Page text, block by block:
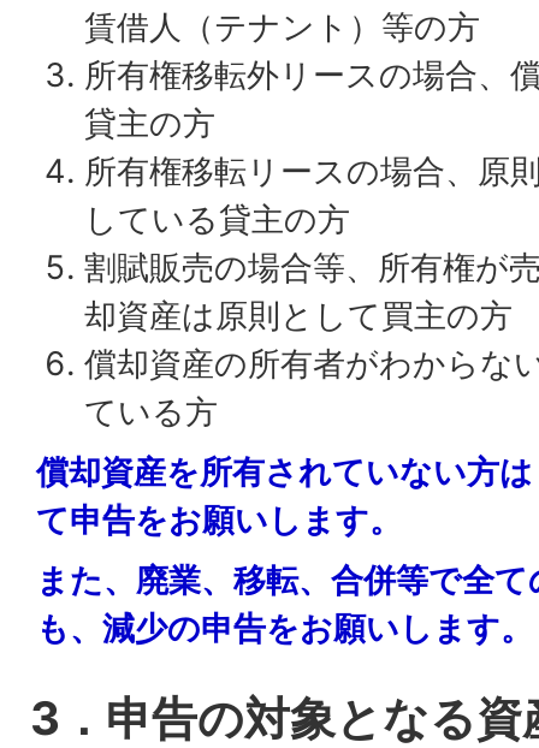
賃借人（テナント）等の方
所有権移転外リースの場合、
貸主の方
所有権移転リースの場合、原
している貸主の方
割賦販売の場合等、所有権が
却資産は原則として買主の方
償却資産の所有者がわからな
ている方
償却資産を所有されていない方
て申告をお願いします。
また、廃業、移転、合併等で全
も、減少の申告をお願いします。
3．申告の対象となる資